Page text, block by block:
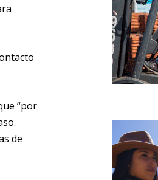
“por
de